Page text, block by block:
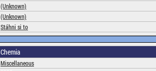
(Unknown)
(Unknown)
Stáhni si to
Chemia
Miscellaneous